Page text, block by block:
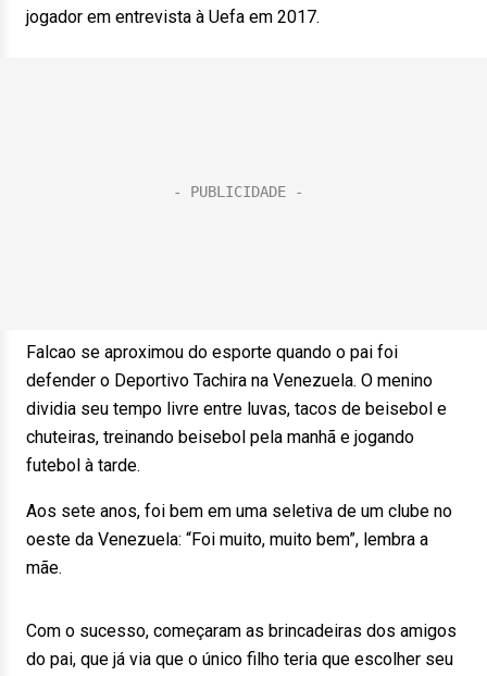
jogador em entrevista à Uefa em 2017.
Falcao se aproximou do esporte quando o pai foi
defender o Deportivo Tachira na Venezuela. O menino
dividia seu tempo livre entre luvas, tacos de beisebol e
chuteiras, treinando beisebol pela manhã e jogando
futebol à tarde.
Aos sete anos, foi bem em uma seletiva de um clube no
oeste da Venezuela: “Foi muito, muito bem”, lembra a
mãe.
Com o sucesso, começaram as brincadeiras dos amigos
do pai, que já via que o único filho teria que escolher seu